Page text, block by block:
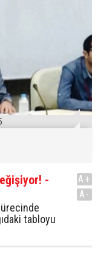
-
tabloyu
A+
A-